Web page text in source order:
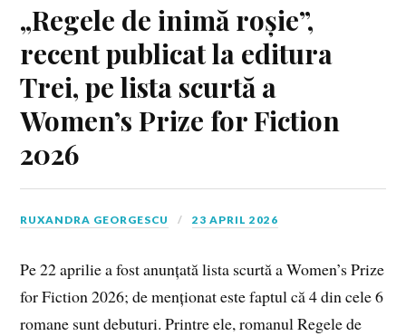
„Regele de inimă roșie”,
recent publicat la editura
Trei, pe lista scurtă a
Women’s Prize for Fiction
2026
RUXANDRA GEORGESCU 23 APRIL 2026
Pe 22 aprilie a fost anunțată lista scurtă a Women’s Prize
for Fiction 2026; de menționat este faptul că 4 din cele 6
romane sunt debuturi. Printre ele, romanul Regele de